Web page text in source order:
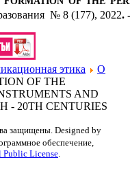
№ 8 (177), 2022.
этика
О
OF THE
AND
- 20TH CENTURIES
защищены. Designed by
обеспечение,
Public License